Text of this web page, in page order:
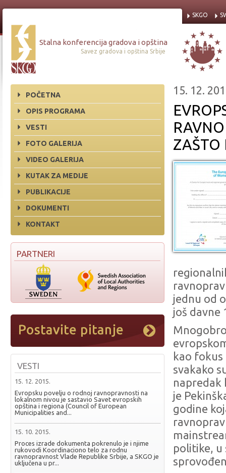
Stalna konferencija gradova i opština
Savez gradova i opština Srbije
SKGO
POČETNA
OPIS PROGRAMA
VESTI
FOTO GALERIJA
VIDEO GALERIJA
KUTAK ZA MEDIJE
PUBLIKACIJE
DOKUMENTI
KONTAKT
PARTNERI
VESTI
15. 12. 2015.
Evropsku povelju o rodnoj ravnopravnosti na
lokalnom nivou je sastavio Savet evropskih
opština i regiona (Council of European
Municipalities and...
15. 10. 2015.
Proces izrade dokumenta pokrenulo je i njime
rukovodi Koordinaciono telo za rodnu
ravnopravnost Vlade Republike Srbije, a SKGO je
uključena u pr...
15. 12.
ZAŠTO
jednu od
još davne
kao
svakako
napredak
je
godine
politike, u